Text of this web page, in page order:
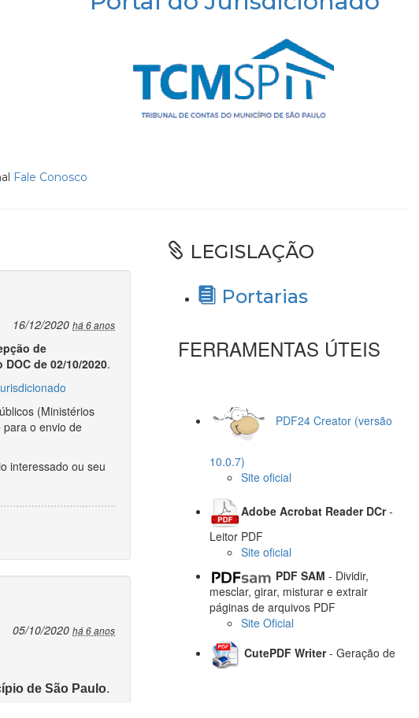
Fale Conosco
LEGISLAÇÃO
Portarias